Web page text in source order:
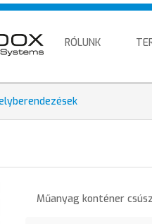
RÓLUNK
Műanyag konténer